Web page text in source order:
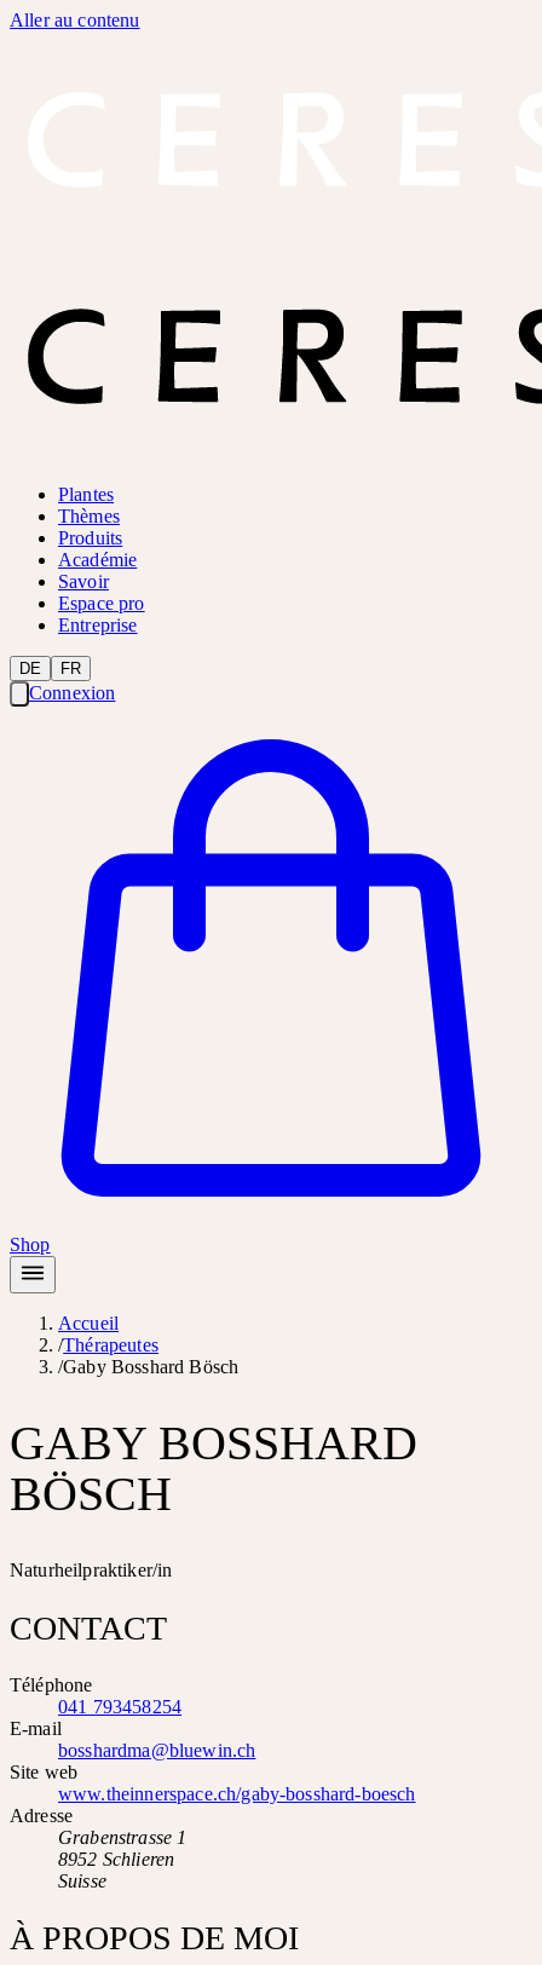
Aller au contenu
Plantes
Thèmes
Produits
Académie
Savoir
Espace pro
Entreprise
DE FR
Connexion
Shop
Accueil
/Thérapeutes
/Gaby Bosshard Bösch
GABY BOSSHARD
BÖSCH
Naturheilpraktiker/in
CONTACT
Téléphone
041 793458254
E-mail
bosshardma@bluewin.ch
Site web
www.theinnerspace.ch/gaby-bosshard-boesch
Adresse
Grabenstrasse 1
8952 Schlieren
Suisse
À PROPOS DE MOI